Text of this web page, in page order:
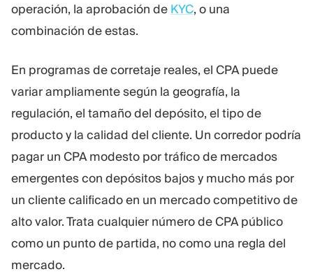
operación, la aprobación de KYC, o una
combinación de estas.
En programas de corretaje reales, el CPA puede
variar ampliamente según la geografía, la
regulación, el tamaño del depósito, el tipo de
producto y la calidad del cliente. Un corredor podría
pagar un CPA modesto por tráfico de mercados
emergentes con depósitos bajos y mucho más por
un cliente calificado en un mercado competitivo de
alto valor. Trata cualquier número de CPA público
como un punto de partida, no como una regla del
mercado.